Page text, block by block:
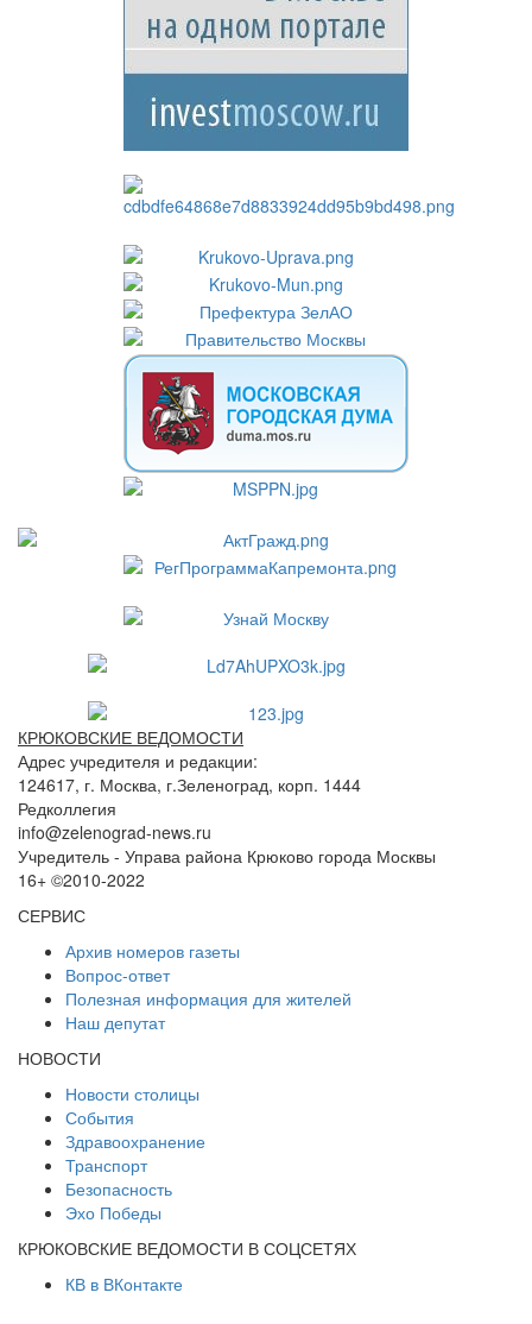
КРЮКОВСКИЕ ВЕДОМОСТИ
Адрес учредителя и редакции:
124617, г. Москва, г.Зеленоград, корп. 1444
Редколлегия
info@zelenograd-news.ru
Учредитель - Управа района Крюково города Москвы
16+ ©2010-2022
СЕРВИС
Архив номеров газеты
Вопрос-ответ
Полезная информация для жителей
Наш депутат
НОВОСТИ
Новости столицы
События
Здравоохранение
Транспорт
Безопасность
Эхо Победы
КРЮКОВСКИЕ ВЕДОМОСТИ В СОЦСЕТЯХ
КВ в ВКонтакте